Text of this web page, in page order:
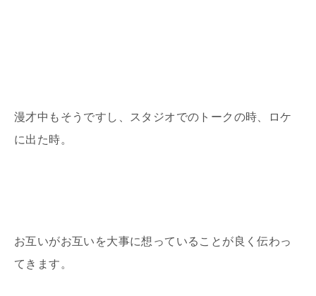
漫才中もそうですし、スタジオでのトークの時、ロケ
に出た時。
お互いがお互いを大事に想っていることが良く伝わっ
てきます。